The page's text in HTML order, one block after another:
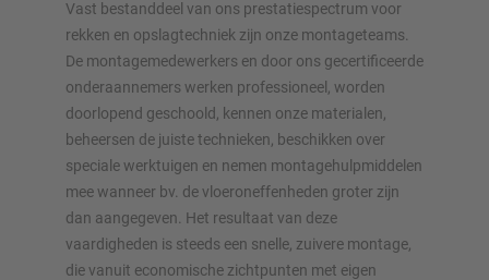
Vast bestanddeel van ons prestatiespectrum voor
rekken en opslagtechniek zijn onze montageteams.
De montagemedewerkers en door ons gecertificeerde
onderaannemers werken professioneel, worden
doorlopend geschoold, kennen onze materialen,
beheersen de juiste technieken, beschikken over
speciale werktuigen en nemen montagehulpmiddelen
mee wanneer bv. de vloeroneffenheden groter zijn
dan aangegeven. Het resultaat van deze
vaardigheden is steeds een snelle, zuivere montage,
die vanuit economische zichtpunten met eigen